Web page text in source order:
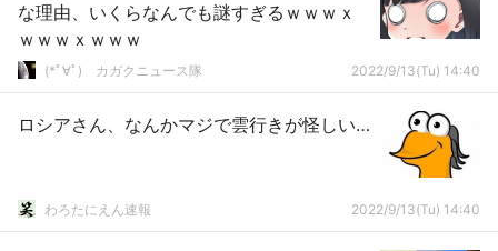
な理由、いくらなんでも謎すぎるｗｗｗｘ
ｗｗｗｘｗｗｗ
(*ﾟ∀ﾟ)ゞカガクニュース隊 2022/9/13(Tu) 14:40
ロシアさん、なんかマジで雲行きが怪しい…
わろたにえん速報 2022/9/13(Tu) 14:40